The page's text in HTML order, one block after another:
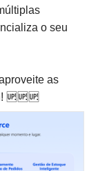
o seu
as
🆙🆙🆙